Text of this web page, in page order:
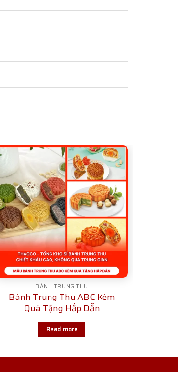
BÁNH TRUNG THU
Bánh Trung Thu ABC Kèm
Quà Tặng Hấp Dẫn
Read more